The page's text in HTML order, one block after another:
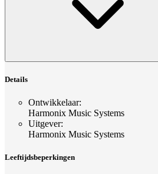
Details
Ontwikkelaar:
Harmonix Music Systems
Uitgever:
Harmonix Music Systems
Leeftijdsbeperkingen